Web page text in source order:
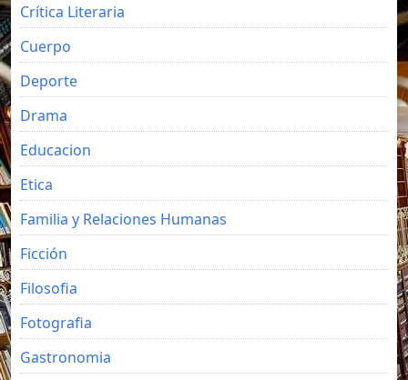
Crítica Literaria
Cuerpo
Deporte
Drama
Educacion
Etica
Familia y Relaciones Humanas
Ficción
Filosofia
Fotografia
Gastronomia